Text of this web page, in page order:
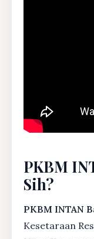
PKBM
Sih?
PKBM INTAN
Kesetaraan